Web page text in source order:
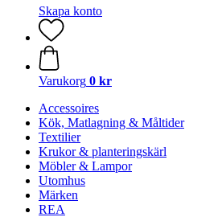
Skapa konto
Varukorg 0 kr
Accessoires
Kök, Matlagning & Måltider
Textilier
Krukor & planteringskärl
Möbler & Lampor
Utomhus
Märken
REA